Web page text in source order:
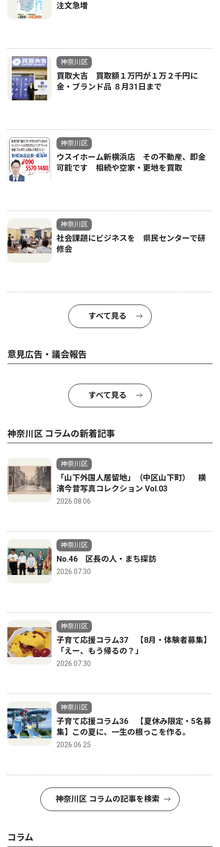
注文急増
神奈川区
買取大吉 買取額１万円が１万２千円に
金・ブランド品 ８月31日まで
神奈川区
ウスイホーム新横浜店 その不動産、即金
可能です 相続や空家・更地を買取
神奈川区
社会課題にビジネスを 県民センターで研
修会
すべて見る
意見広告・議会報告
すべて見る
神奈川区 コラムの新着記事
神奈川区
「山下外国人居留地」（中区山下町） 横
濱今昔写真コレクション Vol.03
2026.08.06
神奈川区
No.46 区長の人・まち探訪
2026.07.30
神奈川区
子育て応援コラム37 【8月・体験者募集】
「えー、もう帰るの？」
2026.07.30
神奈川区
子育て応援コラム36 【夏休み限定・5名募
集】この夏に、一生の根っこを作る。
2026.06.25
神奈川区 コラムの記事を検索
コラム